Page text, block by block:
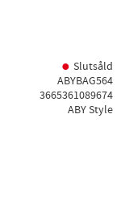
Slutsåld
ABYBAG564
3665361089674
ABY Style